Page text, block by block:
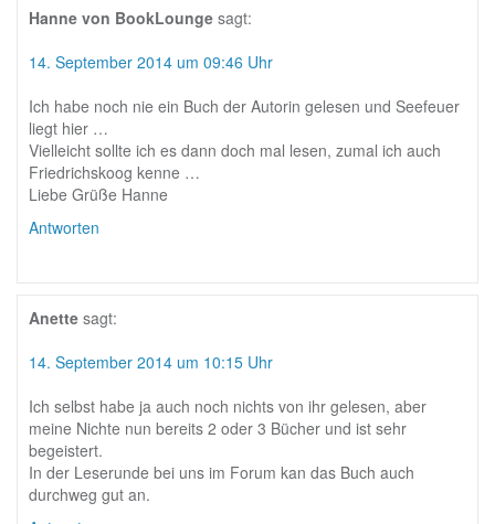
Hanne von BookLounge sagt:
14. September 2014 um 09:46 Uhr
Ich habe noch nie ein Buch der Autorin gelesen und Seefeuer
liegt hier …
Vielleicht sollte ich es dann doch mal lesen, zumal ich auch
Friedrichskoog kenne …
Liebe Grüße Hanne
Antworten
Anette sagt:
14. September 2014 um 10:15 Uhr
Ich selbst habe ja auch noch nichts von ihr gelesen, aber
meine Nichte nun bereits 2 oder 3 Bücher und ist sehr
begeistert.
In der Leserunde bei uns im Forum kan das Buch auch
durchweg gut an.